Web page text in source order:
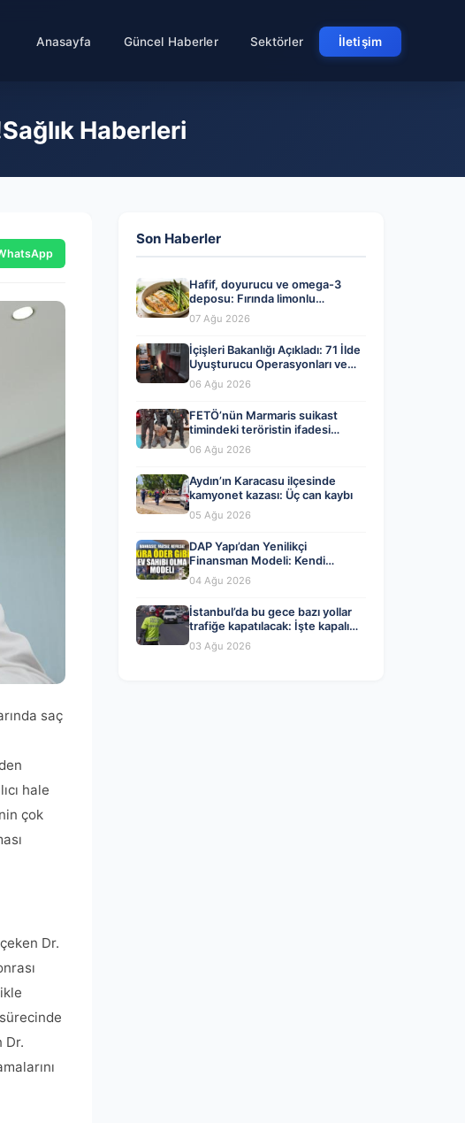
Anasayfa Güncel Haberler Sektörler İletişim
Haberleri
saç
hale
çok
Dr.
Dr.
Son Haberler
Hafif, doyurucu ve omega-3
deposu: Fırında limonlu
kuşkonmazlı somon tarifi…
07 Ağu 2026
İçişleri Bakanlığı Açıkladı: 71 İlde
Uyuşturucu Operasyonları ve
Tutuklamalar
06 Ağu 2026
FETÖ’nün Marmaris suikast
timindeki teröristin ifadesi
ortaya çıktı. Gizli toplantıyı
anlattı
06 Ağu 2026
Aydın’ın Karacasu ilçesinde
kamyonet kazası: Üç can kaybı
05 Ağu 2026
DAP Yapı’dan Yenilikçi
Finansman Modeli: Kendi
Kendini Ödeyen Evler Ataşehir
173’te Başladı
04 Ağu 2026
İstanbul’da bu gece bazı yollar
trafiğe kapatılacak: İşte kapalı
yollar ve alternatif güzergahlar
03 Ağu 2026